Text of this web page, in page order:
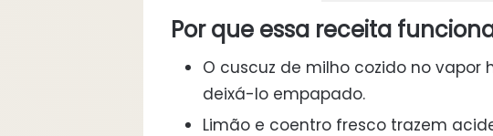
Por que essa receita
O cuscuz de milho cozido no
deixá-lo empapado.
Limão e coentro fresco trazem